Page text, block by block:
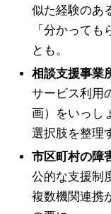
似た経験のあ
「分かって
とも。
相談支援事業
サービス利用
画）をいっし
選択肢を整理
市区町村の障
公的な支援制
複数機関連携